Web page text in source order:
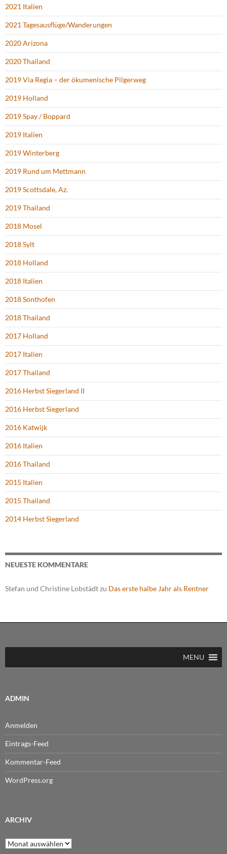
2021 Italien
2021 Tagesausflüge/Wanderungen
2020 Arizona
2020 Thailand
2019 Via Regia – der ökumenische Pilgerweg
2019 Holland
2019 Spay / Boppard
2019 Italien
2019 Winterberg
2019 Rund um Mettmann
2019 Scottsdale, Az.
2019 Thailand
2018 Mosel
2018 Sylt
2018 Holland
2018 Italien
2018 Sonthofen
2018 Thailand
2017 Holland
2017 Italien
2017 Thailand
2016 Herbst Siegerland II
2016 Herbst Siegerland
2016 Katwijk
2016 Italien
2016 Thailand
2015 Italien
2015 Thailand
2014 Herbst Siegerland
NEUESTE KOMMENTARE
Stefan und Christine Lobstädtzu Das erste halbe Jahr als Rentner
MENU
ADMIN
Anmelden
Eintrags-Feed
Kommentar-Feed
WordPress.org
ARCHIV
Archiv